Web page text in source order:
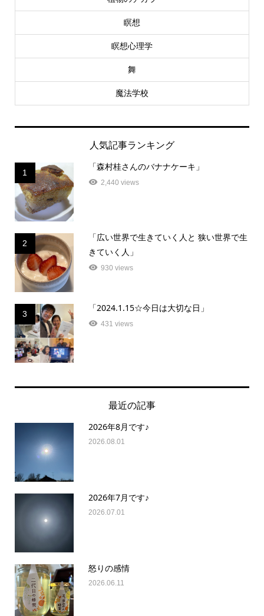
瞑想
瞑想心理学
舞
魔法学校
人気記事ランキング
1
「森村桂さんのバナナケーキ」
2,440 views
2
「広い世界で生きていく人と 狭い世界で生
きていく人」
930 views
3
「2024.1.15☆今日は大切な日」
431 views
最近の記事
2026年8月です♪
2026.08.01
2026年7月です♪
2026.07.01
怒りの感情
2026.06.11